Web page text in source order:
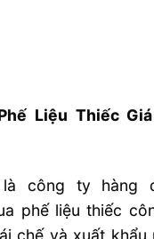
Liệu Thiếc
là công ty hàng
phế liệu thiếc
chế và xuất khẩu